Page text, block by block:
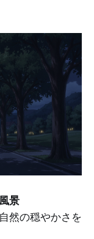
景
然の穏やかさを